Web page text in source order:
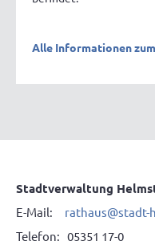
Alle Informationen
Stadtverwaltung
E-Mail: rathaus@stadt-
Telefon: 05351 17-0